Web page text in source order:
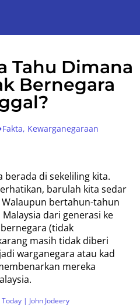
Tahu Dimana
Bernegara
Fakta, Kewarganegaraan
di sekeliling kita.
barulah kita sedar
bertahun-tahun
dari generasi ke
(tidak
masih tidak diberi
warganegara atau kad
mereka
| John Jodeery